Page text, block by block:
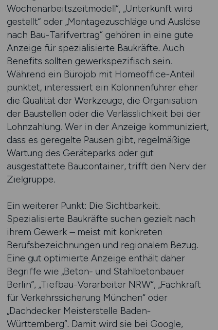
Wochenarbeitszeitmodell“, „Unterkunft wird
gestellt“ oder „Montagezuschläge und Auslöse
nach Bau-Tarifvertrag“ gehören in eine gute
Anzeige für spezialisierte Baukräfte. Auch
Benefits sollten gewerkspezifisch sein.
Während ein Bürojob mit Homeoffice-Anteil
punktet, interessiert ein Kolonnenführer eher
die Qualität der Werkzeuge, die Organisation
der Baustellen oder die Verlässlichkeit bei der
Lohnzahlung. Wer in der Anzeige kommuniziert,
dass es geregelte Pausen gibt, regelmäßige
Wartung des Geräteparks oder gut
ausgestattete Baucontainer, trifft den Nerv der
Zielgruppe.
Ein weiterer Punkt: Die Sichtbarkeit.
Spezialisierte Baukräfte suchen gezielt nach
ihrem Gewerk – meist mit konkreten
Berufsbezeichnungen und regionalem Bezug.
Eine gut optimierte Anzeige enthält daher
Begriffe wie „Beton- und Stahlbetonbauer
Berlin“, „Tiefbau-Vorarbeiter NRW“, „Fachkraft
für Verkehrssicherung München“ oder
„Dachdecker Meisterstelle Baden-
Württemberg“. Damit wird sie bei Google,